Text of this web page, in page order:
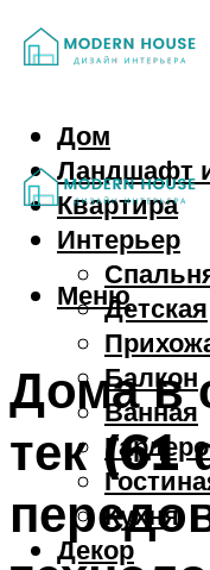
Дом
Ландшафт
Квартира
Интерьер
Детская
Балкон
Ванная
Кухня
Декор
Меню
Дома в
тек (61